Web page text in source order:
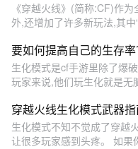
《穿越火线》(简称:CF)作
外,还增加了许多新玩法,其
要如何提高自己的生存
生化模式是cf手游里除了爆
玩家来说,他们玩生化就是无
穿越火线生化模式武器
生化模式不知不觉成了穿越
让很多玩家感到头疼。 如果